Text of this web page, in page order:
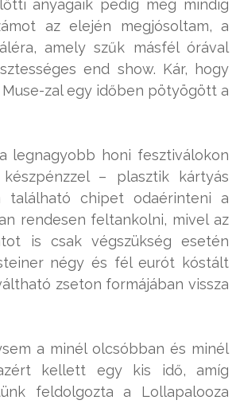
anyagaik pedig még mindig
az elején megjósoltam, a
amely szűk másfél órával
end show. Kár, hogy
zal egy időben pötyögött a
legnagyobb honi fesztiválokon
– plasztik kártyás
található chipet odaérinteni a
rendesen feltankolni, mivel az
is csak végszükség esetén
négy és fél eurót kóstált
zseton formájában vissza
a minél olcsóbban és minél
kellett egy kis idő, amíg
feldolgozta a Lollapalooza